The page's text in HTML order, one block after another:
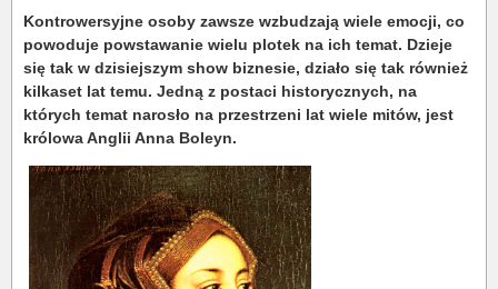
Kontrowersyjne osoby zawsze wzbudzają wiele emocji, co
powoduje powstawanie wielu plotek na ich temat. Dzieje
się tak w dzisiejszym show biznesie, działo się tak również
kilkaset lat temu. Jedną z postaci historycznych, na
których temat narosło na przestrzeni lat wiele mitów, jest
królowa Anglii Anna Boleyn.